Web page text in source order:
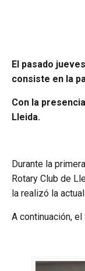
El pasado
consiste en la
Con la
Lleida.
Durante la
Rotary Club de
la realizó la
A continuación, el